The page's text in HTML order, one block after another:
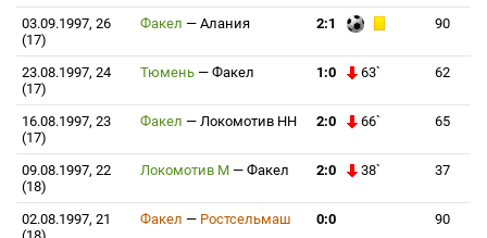
03.09.1997, 26
(17)
Факел — Алания 2:1 90
23.08.1997, 24
(17)
Тюмень — Факел 1:0 63` 62
16.08.1997, 23
(17)
Факел — Локомотив НН 2:0 66` 65
09.08.1997, 22
(18)
Локомотив М — Факел 2:0 38` 37
02.08.1997, 21
Факел — Ростсельмаш 0:0 90